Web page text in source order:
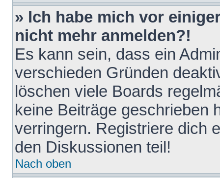
» Ich habe mich vor
nicht mehr anmelden?!
Es kann sein, dass ein
verschieden Gründen
löschen viele Boards
keine Beiträge geschrieben
verringern. Registriere dich
den Diskussionen teil!
Nach oben